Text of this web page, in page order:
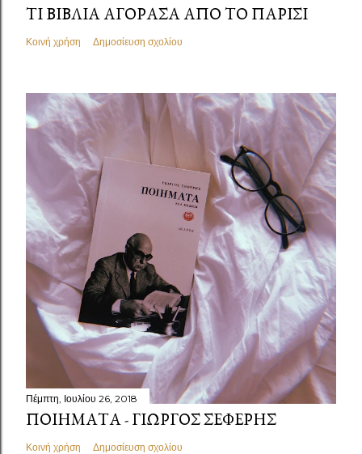
ΤΙ ΒΙΒΛΊΑ ΑΓΌΡΑΣΑ ΑΠΌ ΤΟ ΠΑΡΊΣΙ
Κοινή χρήση Δημοσίευση σχολίου
Πέμπτη, Ιουλίου 26, 2018
ΠΟΙΉΜΑΤΑ - ΓΙΏΡΓΟΣ ΣΕΦΈΡΗΣ
Κοινή χρήση Δημοσίευση σχολίου